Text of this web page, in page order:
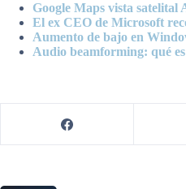
Google Maps vista
El ex CEO de Microsoft
Aumento de bajo en
Audio beamforming: qué